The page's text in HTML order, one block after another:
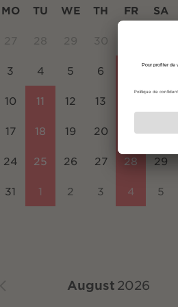
August 2026
MO TU WE TH FR SA
27 28 29 30
3 4 5 6 8
10 11 12 13
17 18 19 20 21 22
24 25 26 27 28 29
31 1 2 3 4 5